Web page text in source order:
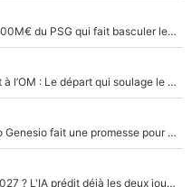
Akliouche, Mika Godts... La semaine à 100M€ du PSG qui fait basculer le mercato du PSG !
Climat toxique et affaire de harcèlement à l’OM : Le départ qui soulage le vestiaire de Bruno Genesio
«Très, très agréablement surpris» : Bruno Genesio fait une promesse pour la suite du mercato de l’OM et rassure les supporters
PSG : Deux gros transferts bouclés en 2027 ? L'IA prédit déjà les deux joueurs qui pourraient rejoindre Luis Enrique !